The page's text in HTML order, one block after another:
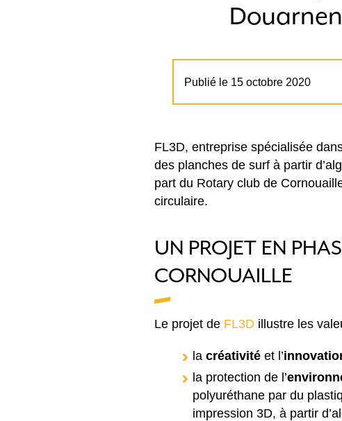
Publié le 15 octobre 2020
FL3D, entreprise spécialisée
des planches de surf à partir
part du Rotary club de
circulaire.
UN PROJET EN
CORNOUAILLE
Le projet de FL3D illustre les
la créativité et l’
la protection de l’
polyuréthane par du
impression 3D, à partir